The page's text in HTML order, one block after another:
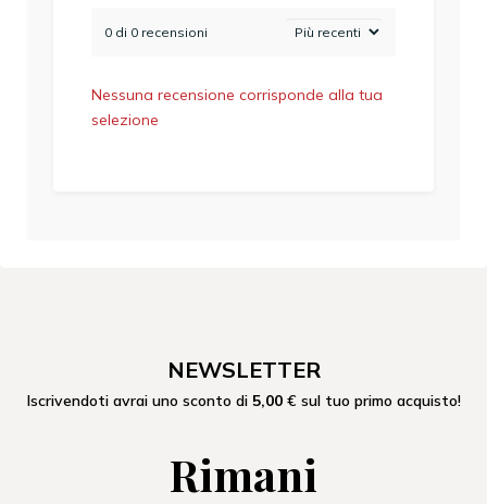
0 di 0 recensioni
Nessuna recensione corrisponde alla tua
selezione
NEWSLETTER
Iscrivendoti avrai uno sconto di 5,00€ sul tuo primo acquisto!
Rimani